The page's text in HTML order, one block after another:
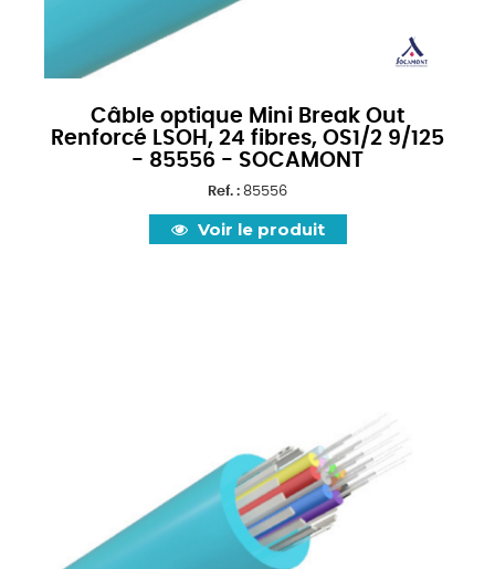
Câble optique Mini Break Out
Renforcé LSOH, 24 fibres, OS1/2 9/125
- 85556 - SOCAMONT
Ref. : 85556
Voir le produit